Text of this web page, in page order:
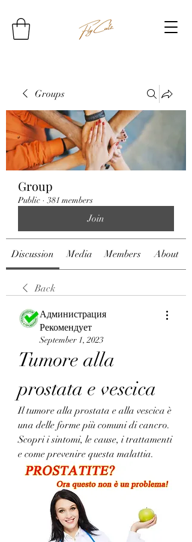
Groups
Group
Public · 381 members
Join
Discussion Media Members About
Back
Администрация
Рекомендует
September 1, 2023
Tumore alla
prostata e vescica
Il tumore alla prostata e alla vescica è
una delle forme più comuni di cancro.
Scopri i sintomi, le cause, i trattamenti
e come prevenire questa malattia.